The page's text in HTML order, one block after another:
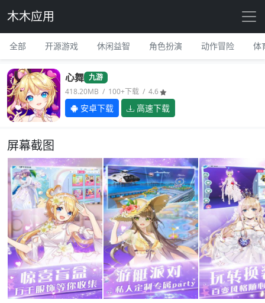
木木应用
全部 开源游戏 休闲益智 角色扮演 动作冒险 体
心舞 九游
418.20MB / 100+下载 / 4.6
安卓下载 高速下载
屏幕截图